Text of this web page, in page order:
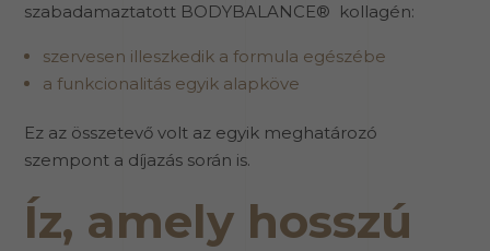
szabadamaztatott BODYBALANCE® kollagén:
szervesen illeszkedik a formula egészébe
a funkcionalitás egyik alapköve
Ez az összetevő volt az egyik meghatározó
szempont a díjazás során is.
Íz, amely hosszú